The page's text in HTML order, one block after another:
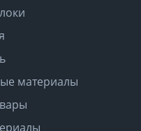
материалы